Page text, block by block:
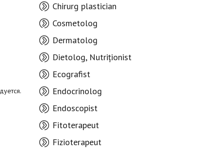
Chirurg plastician
Cosmetolog
Dermatolog
Dietolog, Nutriționist
Ecografist
Endocrinolog
Endoscopist
Fitoterapeut
Fizioterapeut